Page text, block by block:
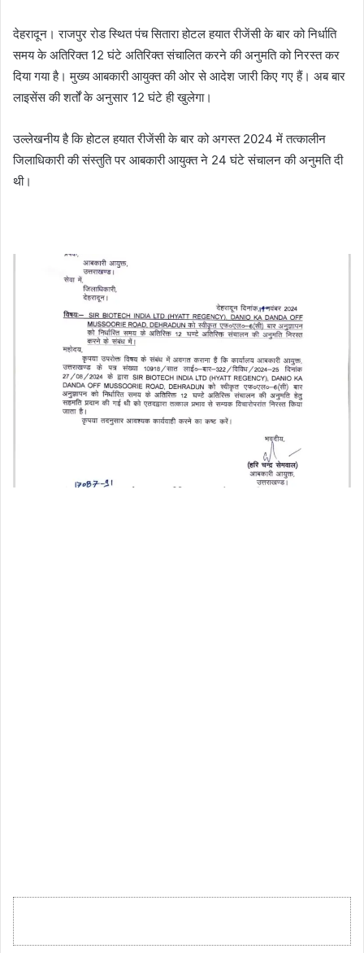
देहरादून। राजपुर रोड स्थित पंच सितारा होटल हयात रीजेंसी के बार को निर्धाति
समय के अतिरिक्त 12 घंटे अतिरिक्त संचालित करने की अनुमति को निरस्त कर
दिया गया है। मुख्य आबकारी आयुक्त की ओर से आदेश जारी किए गए हैं। अब बार
लाइसेंस की शर्तों के अनुसार 12 घंटे ही खुलेगा।
उल्लेखनीय है कि होटल हयात रीजेंसी के बार को अगस्त 2024 में तत्कालीन
जिलाधिकारी की संस्तुति पर आबकारी आयुक्त ने 24 घंटे संचालन की अनुमति दी
थी।